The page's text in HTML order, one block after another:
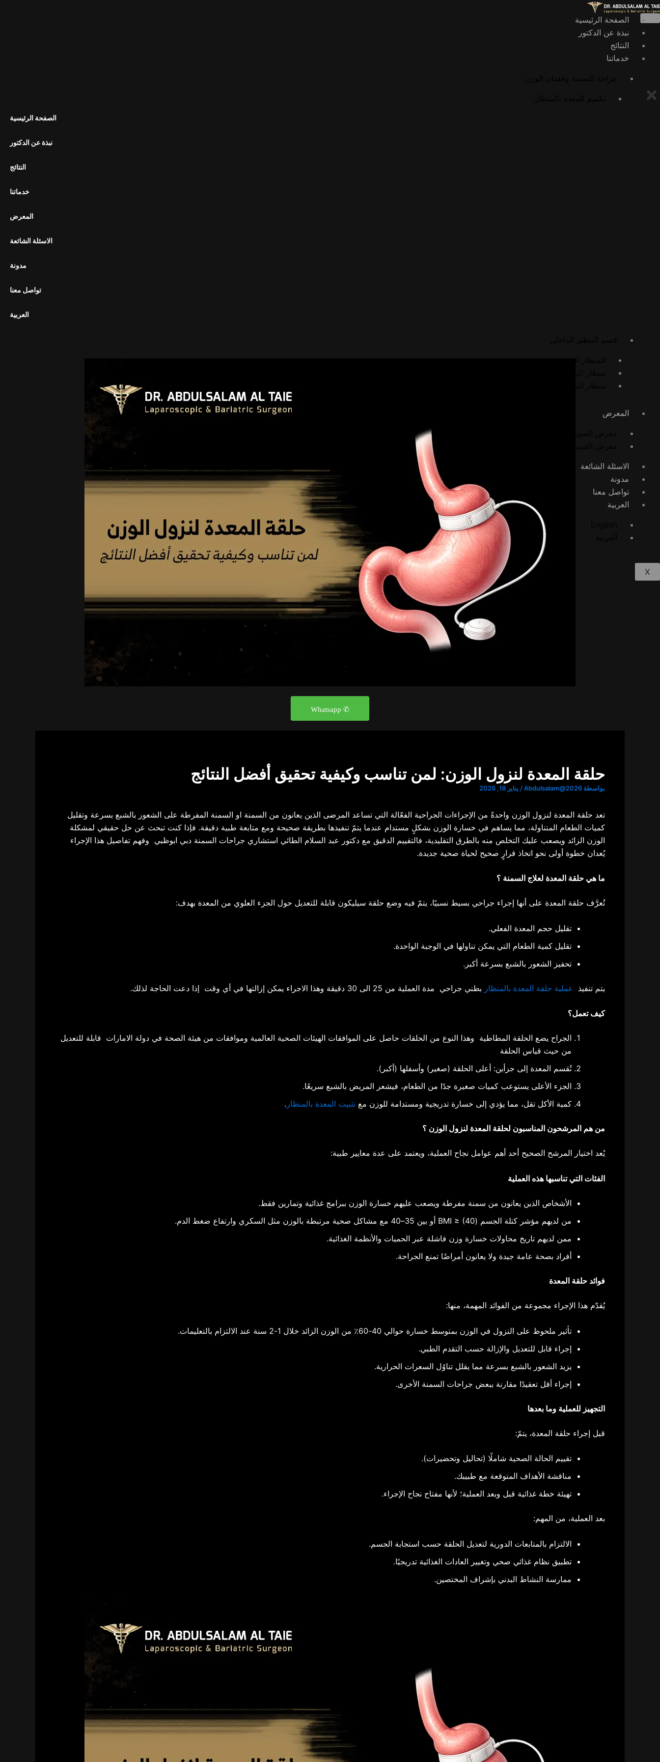
تخطي
المحتوى
الصفحة الرئيسية
نبذة عن الدكتور
النتائج
خدماتنا
المعرض
الاسئلة الشائعة
مدونة
تواصل معنا
العربية
X
الصفحة الرئيسية
نبذة عن الدكتور
النتائج
خدماتنا
المعرض
الاسئلة الشائعة
مدونة
تواصل معنا
العربية
✆ Whatsapp
حلقة المعدة لنزول الوزن: لمن تناسب وكيفية تحقيق أفضل النتائج
بواسطة Abdulsalam@2026
/ يناير 18, 2026
تعد حلقة المعدة لنزول الوزن واحدةً من الإجراءات الجراحية الفعّالة التي تساعد المرضى الذين يعانون من السمنة او السمنة المفرطة على الشعور بالشبع بسرعة وتقليل
كميات الطعام المتناولة، مما يساهم في خسارة الوزن بشكلٍ مستدام عندما يتمّ تنفيذها بطريقة صحيحة ومع متابعة طبية دقيقة. فإذا كنت تبحث عن حل حقيقي لمشكلة
الوزن الزائد ويصعب عليك التخلص منه بالطرق التقليدية، فالتقييم الدقيق مع دكتور عبد السلام الطائي استشاري جراحات السمنة دبي ابوظبي وفهم تفاصيل هذا الإجراء
يُعدان خطوة أولى نحو اتخاذ قرارٍ صحيح لحياة صحية جديدة.
ما هي حلقة المعدة لعلاج السمنة ؟
تُعرَّف حلقة المعدة على أنها إجراء جراحي بسيط نسبيًا، يتمّ فيه وضع حلقة سيليكون قابلة للتعديل حول الجزء العلوي من المعدة بهدف:
تقليل حجم المعدة الفعلي.
تقليل كمية الطعام التي يمكن تناولها في الوجبة الواحدة.
تحفيز الشعور بالشبع بسرعة أكبر.
يتم تنفيذ عملية حلقة المعدة بالمنظار بطني جراحي مدة العملية من 25 الى 30 دقيقة وهذا الاجراء يمكن إزالتها في أي وقت إذا دعت الحاجة لذلك.
كيف تعمل؟
الجراح يضع الحلقة المطاطية وهذا النوع من الحلقات حاصل على الموافقات الهيئات الصحية العالمية وموافقات من هيئة الصحة في دولة الامارات قابلة للتعديل
من حيث قياس الحلقة
تُقسم المعدة إلى جزأين: أعلى الحلقة (صغير) وأسفلها (أكبر).
الجزء الأعلى يستوعب كميات صغيرة جدًا من الطعام، فيشعر المريض بالشبع سريعًا.
كمية الأكل تقل، مما يؤدي إلى خسارة تدريجية ومستدامة للوزن مع تثبيت المعدة بالمنظار .
من هم المرشحون المناسبون لحلقة المعدة لنزول الوزن ؟
يُعد اختيار المرشح الصحيح أحد أهم عوامل نجاح العملية، ويعتمد على عدة معايير طبية:
الفئات التي تناسبها هذه العملية
الأشخاص الذين يعانون من سمنة مفرطة ويصعب عليهم خسارة الوزن ببرامج غذائية وتمارين فقط.
من لديهم مؤشر كتلة الجسم (BMI≥ (40
أو بين 35–40 مع مشاكل صحية مرتبطة بالوزن مثل السكري وارتفاع ضغط الدم.
ممن لديهم تاريخ محاولات خسارة وزن فاشلة عبر الحميات والأنظمة الغذائية.
أفراد بصحة عامة جيدة ولا يعانون أمراضًا تمنع الجراحة.
فوائد حلقة المعدة
يُقدّم هذا الإجراء مجموعة من الفوائد المهمة، منها:
تأثير ملحوظ على النزول في الوزن بمتوسط خسارة حوالي 40-60٪ من الوزن الزائد خلال 1-2 سنة عند الالتزام بالتعليمات.
إجراء قابل للتعديل والإزالة حسب التقدم الطبي.
يزيد الشعور بالشبع بسرعة مما يقلل تناوُل السعرات الحرارية.
إجراء أقل تعقيدًا مقارنة ببعض جراحات السمنة الأخرى.
التجهيز للعملية وما بعدها
قبل إجراء حلقة المعدة، يتمّ:
تقييم الحالة الصحية شاملًا (تحاليل وتحضيرات).
مناقشة الأهداف المتوقعة مع طبيبك.
تهيئة خطة غذائية قبل وبعد العملية؛ لأنها مفتاح نجاح الإجراء.
بعد العملية، من المهم:
الالتزام بالمتابعات الدورية لتعديل الحلقة حسب استجابة الجسم.
تطبيق نظام غذائي صحي وتغيير العادات الغذائية تدريجيًا.
ممارسة النشاط البدني بإشراف المختصين.